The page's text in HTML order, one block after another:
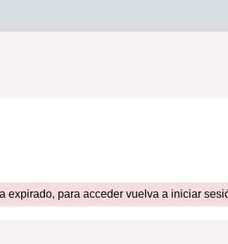
expirado, para acceder vuelva a iniciar